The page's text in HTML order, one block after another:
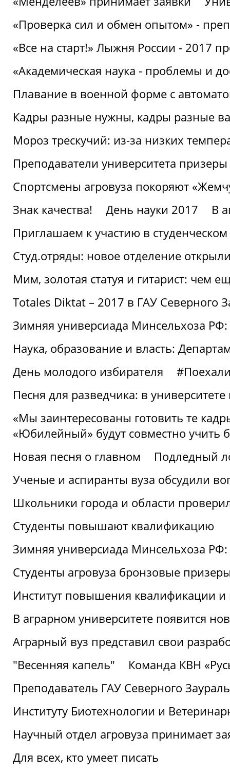
«Проверка сил и обмен опытом» -
«Все на старт!» Лыжня России - 2017
«Академическая наука - проблемы и
Плавание в военной форме с
Кадры разные нужны, кадры разные
Мороз трескучий: из-за низких
Преподаватели университета
Спортсмены агровуза покоряют
Знак качества!
День науки 2017
В
Приглашаем к участию в
Студ.отряды: новое отделение
Мим, золотая статуя и гитарист: чем
Totales Diktat – 2017 в ГАУ Северного
Зимняя универсиада Минсельхоза
Наука, образование и власть:
День молодого избирателя
Песня для разведчика: в
«Мы заинтересованы готовить те
«Юбилейный» будут совместно учить
Новая песня о главном
Подледный
Ученые и аспиранты вуза обсудили
Школьники города и области
Студенты повышают квалификацию
Зимняя универсиада Минсельхоза
Студенты агровуза бронзовые
Институт повышения квалификации и
В аграрном университете появится
Аграрный вуз представил свои
"Весенняя капель"
Команда КВН
Преподаватель ГАУ Северного
Институту Биотехнологии и
Научный отдел агровуза принимает
Для всех, кто умеет писать